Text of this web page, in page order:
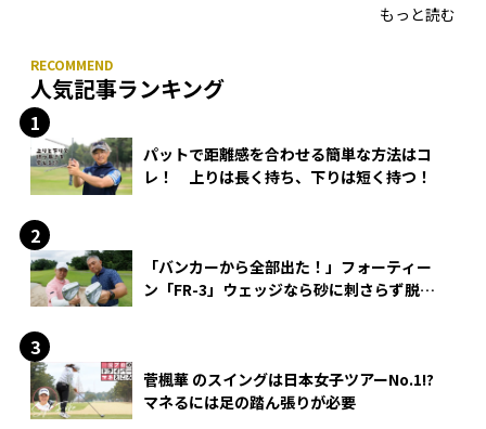
もっと読む
人気記事ランキング
パットで距離感を合わせる簡単な方法はコ
レ！ 上りは長く持ち、下りは短く持つ！
「バンカーから全部出た！」フォーティー
ン「FR-3」ウェッジなら砂に刺さらず脱出
菅楓華 のスイングは日本女子ツアーNo.1!?
マネるには足の踏ん張りが必要